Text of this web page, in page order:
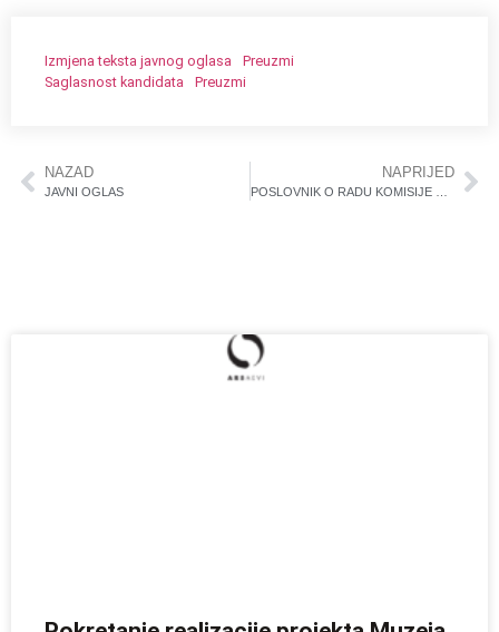
Izmjena teksta javnog oglasa
Preuzmi
Saglasnost kandidata
Preuzmi
NAZAD
JAVNI OGLAS
NAPRIJED